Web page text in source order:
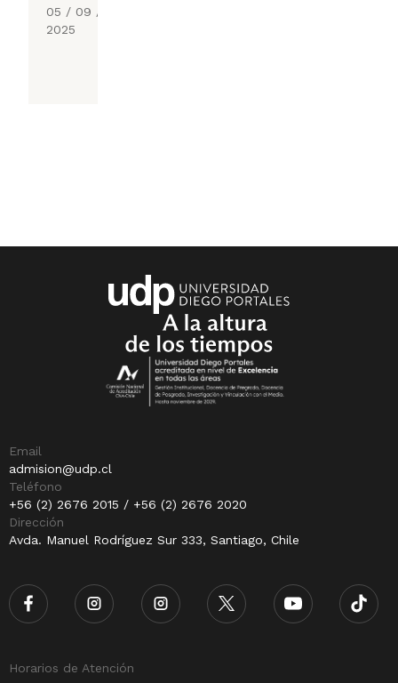
05 / 09 /
2025
Email
admision@udp.cl
Teléfono
+56 (2) 2676 2015 / +56 (2) 2676 2020
Dirección
Avda. Manuel Rodríguez Sur 333, Santiago, Chile
Horarios de Atención